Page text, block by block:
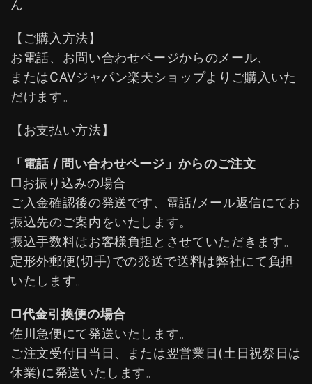
ん
【ご購入方法】
お電話、お問い合わせページからのメール、
またはCAVジャパン楽天ショップよりご購入いた
だけます。
【お支払い方法】
「電話 / 問い合わせページ」からのご注文
□お振り込みの場合
ご入金確認後の発送です、電話/メール返信にてお
振込先のご案内をいたします。
振込手数料はお客様負担とさせていただきます。
定形外郵便(切手)での発送で送料は弊社にて負担
いたします。
□代金引換便の場合
佐川急便にて発送いたします。
ご注文受付日当日、または翌営業日(土日祝祭日は
休業)に発送いたします。